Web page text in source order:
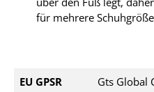
für mehrere
EU GPSR
Gts Global